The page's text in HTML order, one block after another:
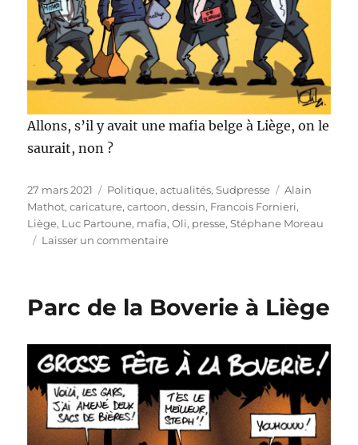
Allons, s’il y avait une mafia belge à Liège, on le
saurait, non ?
Publié
le
27 mars 2021 Catégories
Politique, actualités,Sudpresse Étiquettes
Alain
Mathot,caricature,cartoon,dessin, Francois Fornieri,
Liège, Luc Partoune, mafia,Oli, presse,Stéphane Moreau
Laisser un commentairesur
Parc de la Boverie à Liège